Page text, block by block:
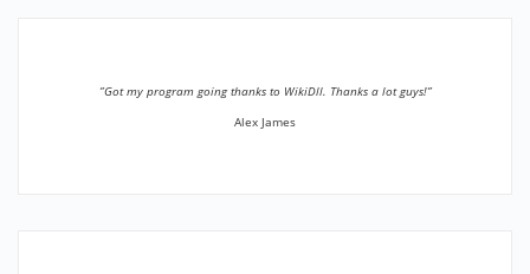
”Got my program going thanks to WikiDll. Thanks a lot guys!”
Alex James